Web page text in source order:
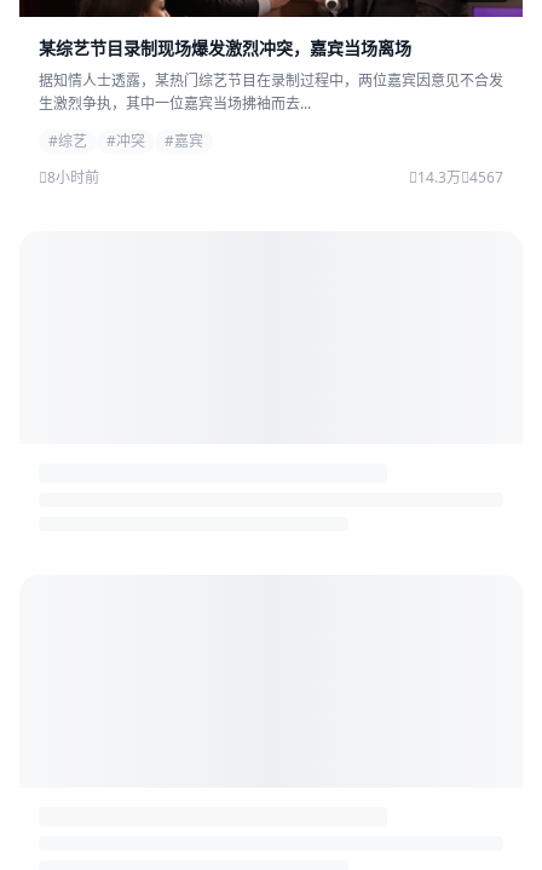
某综艺节目录制现场爆发激烈冲突，嘉宾当场离场
据知情人士透露，某热门综艺节目在录制过程中，两位嘉宾因意见不合发
生激烈争执，其中一位嘉宾当场拂袖而去...
#综艺
#冲突
#嘉宾
8小时前
14.3万 4567